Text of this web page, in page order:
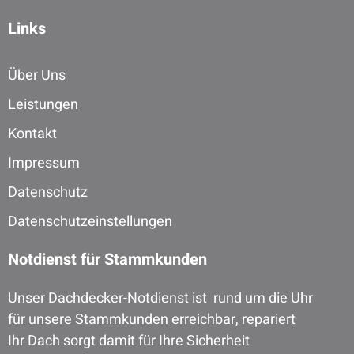
Links
Über Uns
Leistungen
Kontakt
Impressum
Datenschutz
Datenschutzeinstellungen
Notdienst für Stammkunden
Unser Dachdecker-Notdienst ist rund um die Uhr
für unsere Stammkunden erreichbar, repariert
Ihr Dach sorgt damit für Ihre Sicherheit